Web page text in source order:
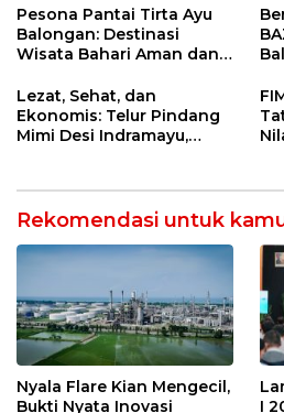
Strategis
Pesona Pantai Tirta Ayu
Balongan: Destinasi
Wisata Bahari Aman dan
Lezat, Sehat, dan
Ekonomis: Telur Pindang
Mimi Desi Indramayu,
Ketagihan!
Rekomendasi untuk
Nyala Flare Kian Mengecil,
Bukti Nyata Inovasi
I